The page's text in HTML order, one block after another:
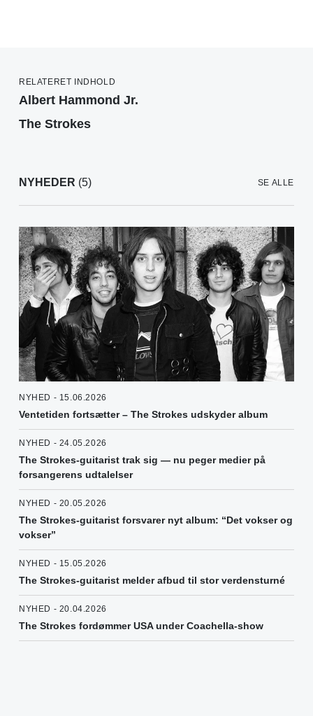
RELATERET INDHOLD
Albert Hammond Jr.
The Strokes
NYHEDER (5) SE ALLE
NYHED - 15.06.2026
Ventetiden fortsætter – The Strokes udskyder album
NYHED - 24.05.2026
The Strokes-guitarist trak sig — nu peger medier på
forsangerens udtalelser
NYHED - 20.05.2026
The Strokes-guitarist forsvarer nyt album: “Det vokser og
vokser”
NYHED - 15.05.2026
The Strokes-guitarist melder afbud til stor verdensturné
NYHED - 20.04.2026
The Strokes fordømmer USA under Coachella-show